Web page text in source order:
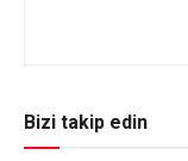
Bizi takip edin